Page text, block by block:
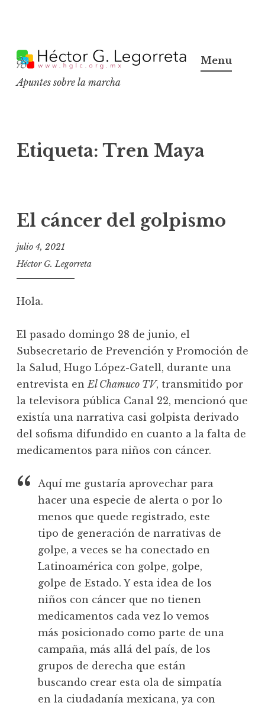
k
p
c
o
n
t
Apuntes sobre la marcha
Menu
Etiqueta: Tren Maya
El cáncer del golpismo
julio 4, 2021
Héctor G. Legorreta
Hola.
El pasado domingo 28 de junio, el
Subsecretario de Prevención y Promoción de
la Salud, Hugo López-Gatell, durante una
entrevista enEl Chamuco TV, transmitido por
la televisora pública Canal 22, mencionó que
existía una narrativa casi golpista derivado
del sofisma difundido en cuanto a la falta de
medicamentos para niños con cáncer.
Aquí me gustaría aprovechar para
hacer una especie de alerta o por lo
menos que quede registrado, este
tipo de generación de narrativas de
golpe, a veces se ha conectado en
Latinoamérica con golpe, golpe,
golpe de Estado. Y esta idea de los
niños con cáncer que no tienen
medicamentos cada vez lo vemos
más posicionado como parte de una
campaña, más allá del país, de los
grupos de derecha que están
buscando crear esta ola de simpatía
en la ciudadanía mexicana, ya con